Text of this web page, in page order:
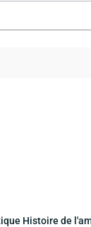
Histoire de